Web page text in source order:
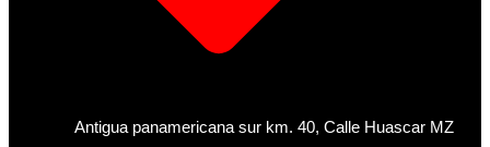
Antigua panamericana sur km. 40, Calle Huascar MZ